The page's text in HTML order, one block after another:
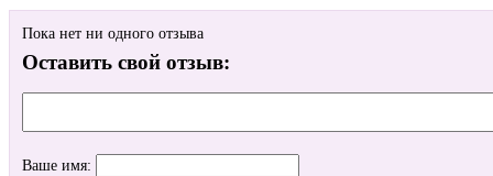
Пока нет ни одного отзыва
Оставить свой отзыв:
Ваше имя: